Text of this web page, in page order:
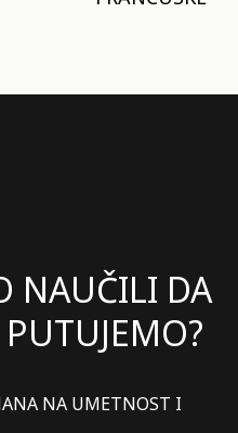
NAUČILI DA
PUTUJEMO?
NA UMETNOST I